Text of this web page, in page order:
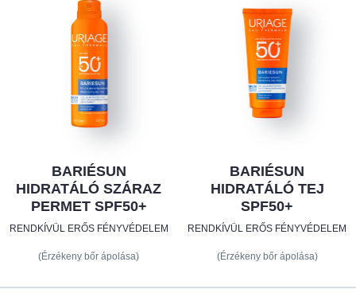
BARIÉSUN
HIDRATÁLÓ SZÁRAZ
PERMET SPF50+
RENDKÍVÜL ERŐS FÉNYVÉDELEM
(Érzékeny bőr ápolása)
BARIÉSUN
HIDRATÁLÓ TEJ
SPF50+
RENDKÍVÜL ERŐS FÉNYVÉDELEM
(Érzékeny bőr ápolása)